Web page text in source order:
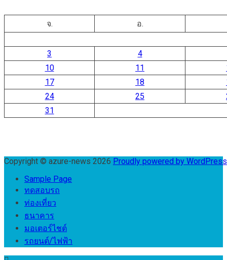
จ. อ.
3
4
10
11
17
18
24
25
31
Copyright © azure-news 2026 Proudly powered by
Sample Page
ทดสอบรถ
ท่องเที่ยว
ธนาคาร
มอเตอร์ไชต์
รถยนต์/ไฟฟ้า